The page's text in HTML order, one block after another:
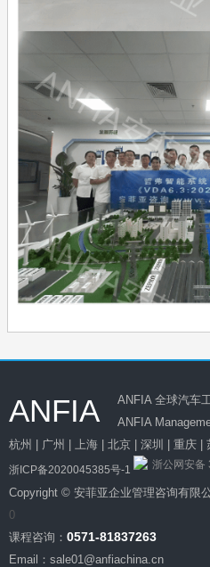
ANFIA
ANFIA 全球汽车
ANFIA
杭州 | 广州 | 上海 | 北京 | 深圳 | 重庆 |
浙ICP备2020045385号-1 浙公网安备
Copyright © 安菲亚企业管理咨询有限
0
课程咨询： 0571-81837263
Email：sale01@anfiachina.cn